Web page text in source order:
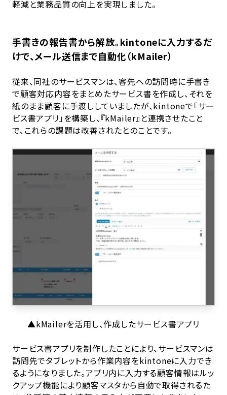
軽減と業務品質の向上を実現しました。
手書きの報告書から解放。kintoneに入力するだ
けで、メール送信まで自動化（kMailer）
従来、同社のサービスマンは、客先への訪問時に手書き
で顧客対応内容をまとめたサービス書を作成し、それを
紙のまま顧客に手渡ししていましたが、kintoneで「サー
ビス書アプリ」を構築し、『kMailer』と連携させたこと
で、これらの課題は改善されたとのことです。
▲kMailerを活用し、作成したサービス書アプリ
サービス書アプリを制作したことにより、サービスマンは
訪問先でタブレットから作業内容をkintoneに入力でき
るようになりました。アプリ内に入力する顧客情報はルッ
クアップ機能により顧客マスタから自動で取得されるた